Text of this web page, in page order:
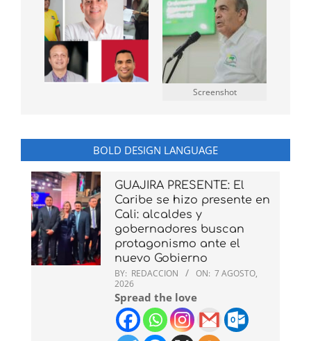
Screenshot
BOLD DESIGN LANGUAGE
GUAJIRA PRESENTE: El
Caribe se hizo presente en
Cali: alcaldes y
gobernadores buscan
protagonismo ante el
nuevo Gobierno
BY: REDACCION ON: 7 AGOSTO,
2026
Spread the love